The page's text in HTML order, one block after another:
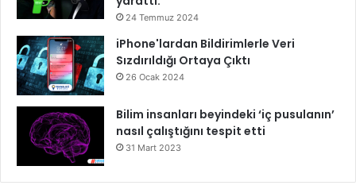
24 Temmuz 2024
iPhone'lardan Bildirimlerle Veri
Sızdırıldığı Ortaya Çıktı
26 Ocak 2024
Bilim insanları beyindeki ‘iç pusulanın’
nasıl çalıştığını tespit etti
31 Mart 2023